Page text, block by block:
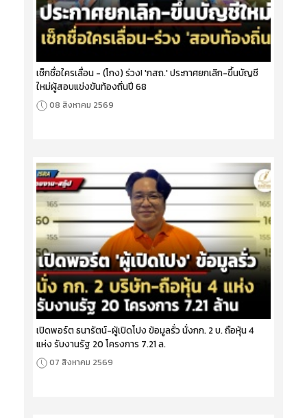
เช็กชื่อใครเลื่อน - (โกง) ร่วง! 'กสถ.' ประกาศยกเลิก-ขึ้นบัญชี
ใหม่ผู้สอบแข่งขันท้องถิ่นปี 68
08 สิงหาคม 2569
เปิดพอร์ต ธนารัตน์-ผู้เปิดโปง ข้อมูลรั่ว นั่งกก. 2 บ. ถือหุ้น 4
แห่ง รับงานรัฐ 20 โครงการ 7.21 ล.
07 สิงหาคม 2569